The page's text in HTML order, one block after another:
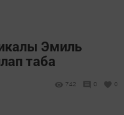
Эмиль
таба
742 0 0